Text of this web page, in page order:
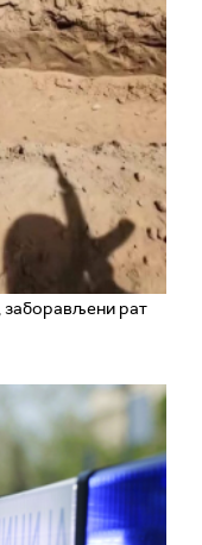
заборављени рат